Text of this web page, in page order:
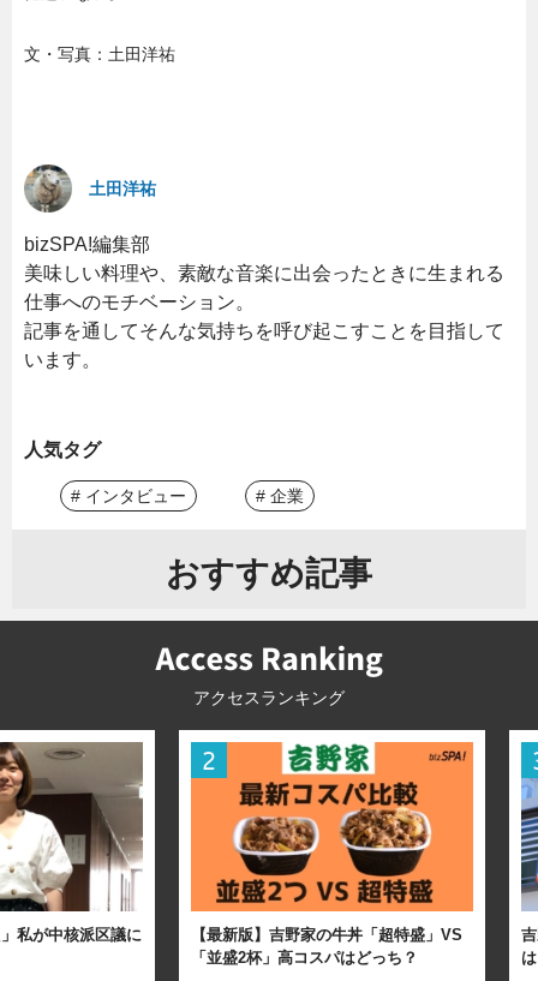
文・写真：土田洋祐
土田洋祐
bizSPA!編集部
美味しい料理や、素敵な音楽に出会ったときに生まれる
仕事へのモチベーション。
記事を通してそんな気持ちを呼び起こすことを目指して
います。
人気タグ
# インタビュー # 企業
おすすめ記事
アクセスランキング
私が中核派区議に
【最新版】吉野家の牛丼「超特盛」VS
「並盛2杯」高コスパはどっち？